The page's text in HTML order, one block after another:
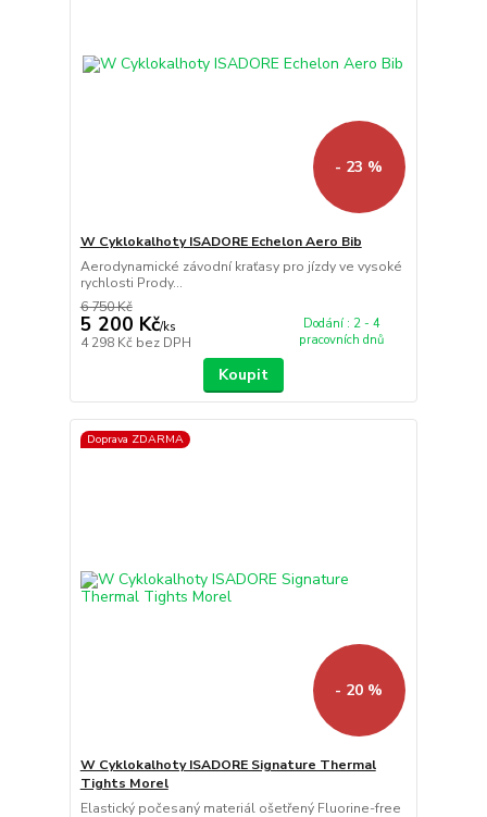
- 23 %
W Cyklokalhoty ISADORE Echelon Aero Bib
Aerodynamické závodní kraťasy pro jízdy ve vysoké
rychlosti Prody...
6 750 Kč
5 200 Kč/ks
4 298 Kč bez DPH
Dodání : 2 - 4
pracovních dnů
Koupit
Doprava ZDARMA
- 20 %
W Cyklokalhoty ISADORE Signature Thermal
Tights Morel
Elastický počesaný materiál ošetřený Fluorine-free